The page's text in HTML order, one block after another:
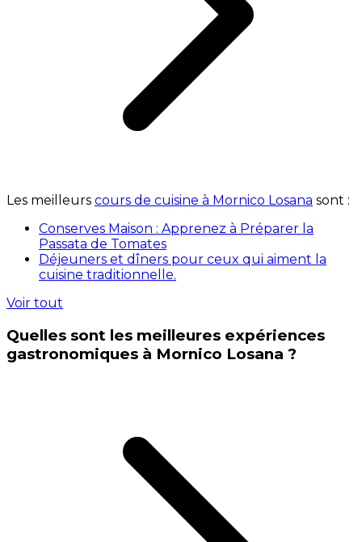
Les meilleurs cours de cuisine à Mornico Losana sont :
Conserves Maison : Apprenez à Préparer la
Passata de Tomates
Déjeuners et dîners pour ceux qui aiment la
cuisine traditionnelle.
Voir tout
Quelles sont les meilleures expériences
gastronomiques à Mornico Losana ?